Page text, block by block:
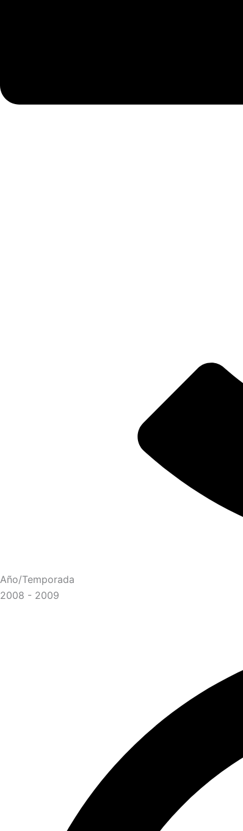
Año/Temporada
2008 - 2009